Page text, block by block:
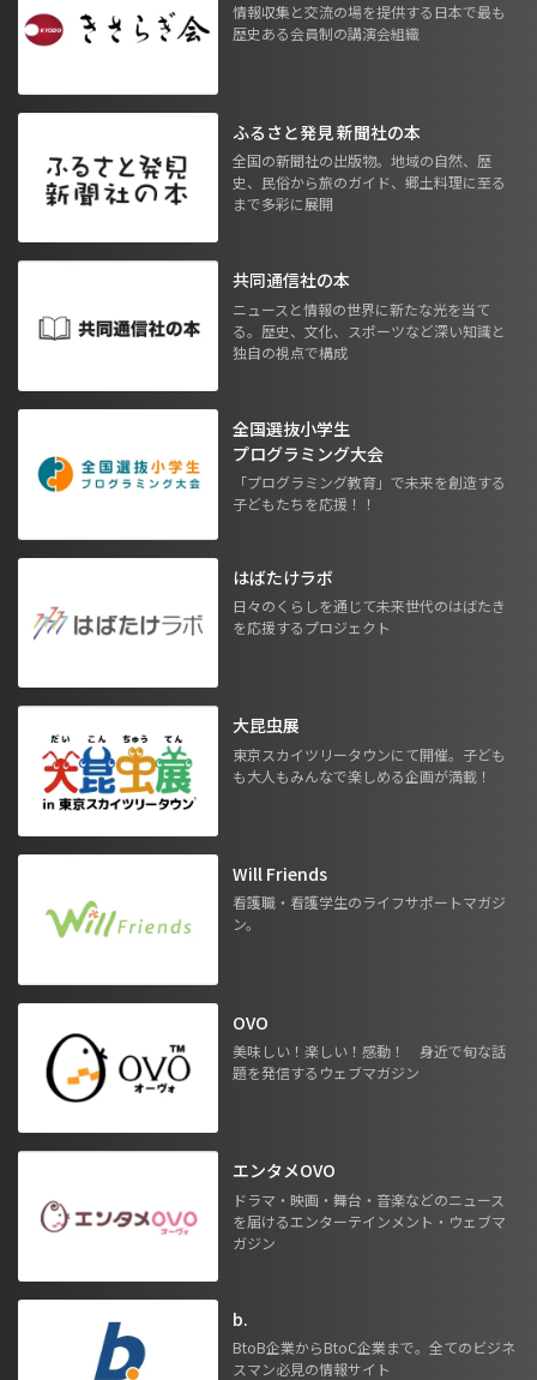
情報収集と交流の場を提供する日本で最も
歴史ある会員制の講演会組織
ふるさと発見 新聞社の本
全国の新聞社の出版物。地域の自然、歴
史、民俗から旅のガイド、郷土料理に至る
まで多彩に展開
共同通信社の本
ニュースと情報の世界に新たな光を当て
る。歴史、文化、スポーツなど深い知識と
独自の視点で構成
全国選抜小学生
プログラミング大会
「プログラミング教育」で未来を創造する
子どもたちを応援！！
はばたけラボ
日々のくらしを通じて未来世代のはばたき
を応援するプロジェクト
大昆虫展
東京スカイツリータウンにて開催。子ども
も大人もみんなで楽しめる企画が満載！
Will Friends
看護職・看護学生のライフサポートマガジ
ン。
OVO
美味しい！楽しい！感動！ 身近で旬な話
題を発信するウェブマガジン
エンタメOVO
ドラマ・映画・舞台・音楽などのニュース
を届けるエンターテインメント・ウェブマ
ガジン
b.
BtoB企業からBtoC企業まで。全てのビジネ
スマン必見の情報サイト